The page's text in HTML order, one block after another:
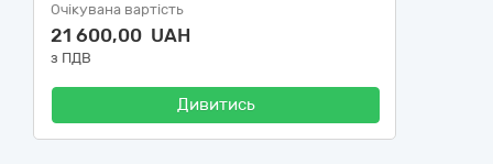
Очікувана вартість
21 600,00 UAH
з ПДВ
Дивитись